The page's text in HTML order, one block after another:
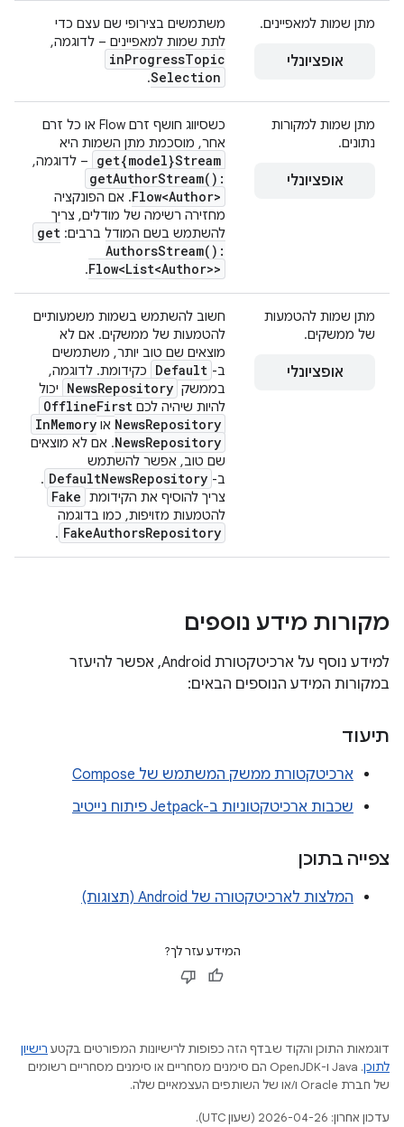
מתן שמות למאפיינים.
אופציונלי
משתמשים בצירופי שם עצם כדי
לתת שמות למאפיינים – לדוגמה,
inProgressTopic
Selection
.
מתן שמות למקורות
נתונים.
אופציונלי
כשסיווג חושף זרם Flow או כל זרם
אחר, מוסכמת מתן השמות היא
get{model}Stream – לדוגמה,
getAuthorStream( ):
Flow<Author>. אם הפונקציה
מחזירה רשימה של מודלים, צריך
להשתמש בשם המודל ברבים: get
AuthorsStream( ):
Flow<List<Author>>
.
מתן שמות להטמעות
של ממשקים.
אופציונלי
חשוב להשתמש בשמות משמעותיים
להטמעות של ממשקים. אם לא
מוצאים שם טוב יותר, משתמשים
ב- Default
כקידומת. לדוגמה,
בממשק
NewsRepository
יכול
להיות שיהיה לכם
OfflineFirst
NewsRepository או InMemory
NewsRepository
. אם לא מוצאים
שם טוב, אפשר להשתמש
ב-
DefaultNewsRepository
.
צריך להוסיף את הקידומת Fake
להטמעות מזויפות, כמו בדוגמה
FakeAuthorsRepository
.
מקורות מידע נוספים
למידע נוסף על ארכיטקטורת Android, אפשר להיעזר
במקורות המידע הנוספים הבאים:
תיעוד
ארכיטקטורת ממשק המשתמש של Compose
שכבות ארכיטקטוניות ב-Jetpack פיתוח נייטיב
צפייה בתוכן
המלצות לארכיטקטורה של Android (תצוגות)
המידע עזר לך?
דוגמאות התוכן והקוד שבדף הזה כפופות לרישיונות המפורטים בקטע רישיון
לתוכן
.‏ Java ו-OpenJDK הם סימנים מסחריים או סימנים מסחריים רשומים
של חברת Oracle ו/או של השותפים העצמאיים שלה.
עדכון אחרון: 2026-04-26 (שעון UTC).